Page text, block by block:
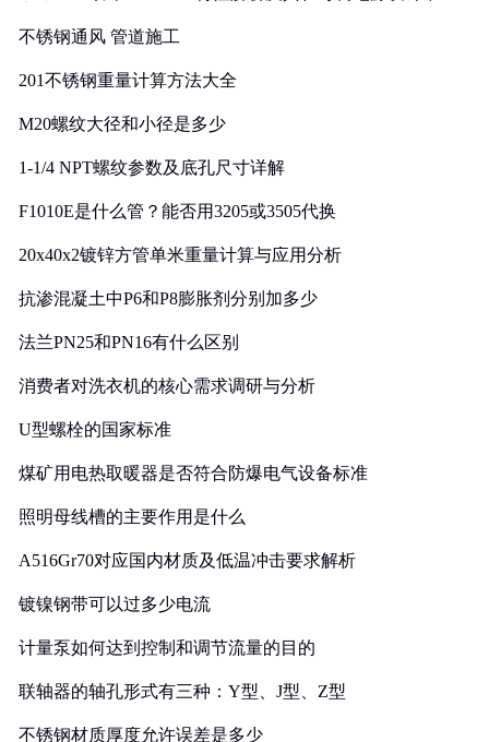
不锈钢通风 管道施工
201不锈钢重量计算方法大全
M20螺纹大径和小径是多少
1-1/4 NPT螺纹参数及底孔尺寸详解
F1010E是什么管？能否用3205或3505代换
20x40x2镀锌方管单米重量计算与应用分析
抗渗混凝土中P6和P8膨胀剂分别加多少
法兰PN25和PN16有什么区别
消费者对洗衣机的核心需求调研与分析
U型螺栓的国家标准
煤矿用电热取暖器是否符合防爆电气设备标准
照明母线槽的主要作用是什么
A516Gr70对应国内材质及低温冲击要求解析
镀镍钢带可以过多少电流
计量泵如何达到控制和调节流量的目的
联轴器的轴孔形式有三种：Y型、J型、Z型
不锈钢材质厚度允许误差是多少